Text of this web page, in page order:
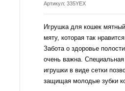
Артикул: 335YEX
Игрушка для кошек
мяту, которая так
Забота о здоровье
очень важна. Специальная
игрушки в виде сетки
защищая молодые зубки